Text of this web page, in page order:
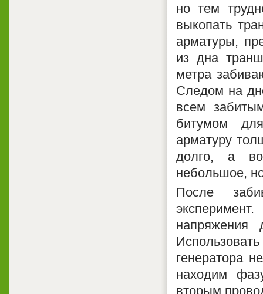
но тем
выкопать
арматуры,
из дна
метра
Следом на
всем
битумом
арматуру
долго, а
небольшое,
После
напряжения
генератора
находим
вторым